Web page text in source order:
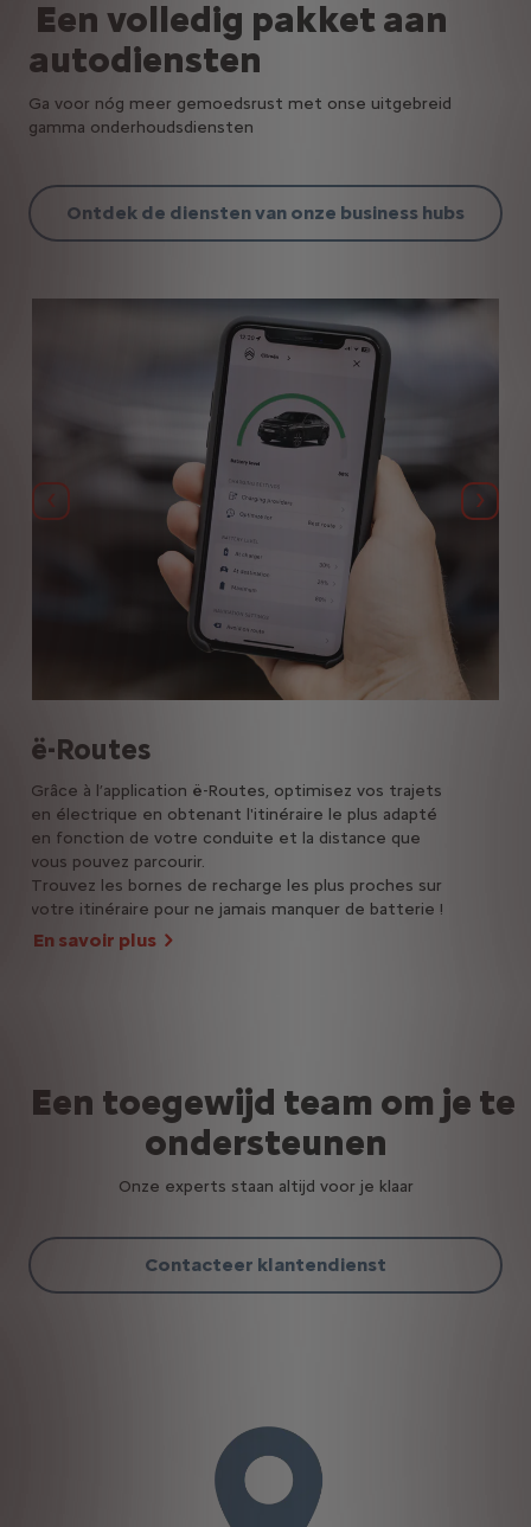
Een volledig pakket aan
autodiensten
Ga voor nóg meer gemoedsrust met onse uitgebreid
gamma onderhoudsdiensten
Ontdek de diensten van onze business hubs
Vorige
ë-Routes
Grâce à l’application ë-Routes, optimisez vos trajets
en électrique en obtenant l'itinéraire le plus adapté
en fonction de votre conduite et la distance que
vous pouvez parcourir.
Trouvez les bornes de recharge les plus proches sur
votre itinéraire pour ne jamais manquer de batterie !
En savoir plus
Een toegewijd team om je te
ondersteunen
Onze experts staan altijd voor je klaar
Contacteer klantendienst